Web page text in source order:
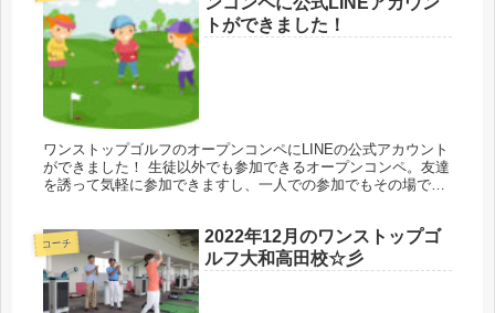
トができました！
ワンストップゴルフのオープンコンペにLINEの公式アカウント
ができました！ 生徒以外でも参加できるオープンコンペ。友達
を誘って気軽に参加できますし、一人での参加でもその場でゴ
コーチ
2022年12月のワンストップゴ
ルフ大和高田校☆彡